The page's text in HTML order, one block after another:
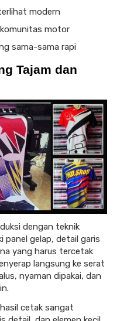
modern
motor
sama-sama rapi
Tajam dan
dengan teknik
panel gelap, detail garis
yang harus tercetak
langsung ke serat
nyaman dipakai, dan
cetak sangat